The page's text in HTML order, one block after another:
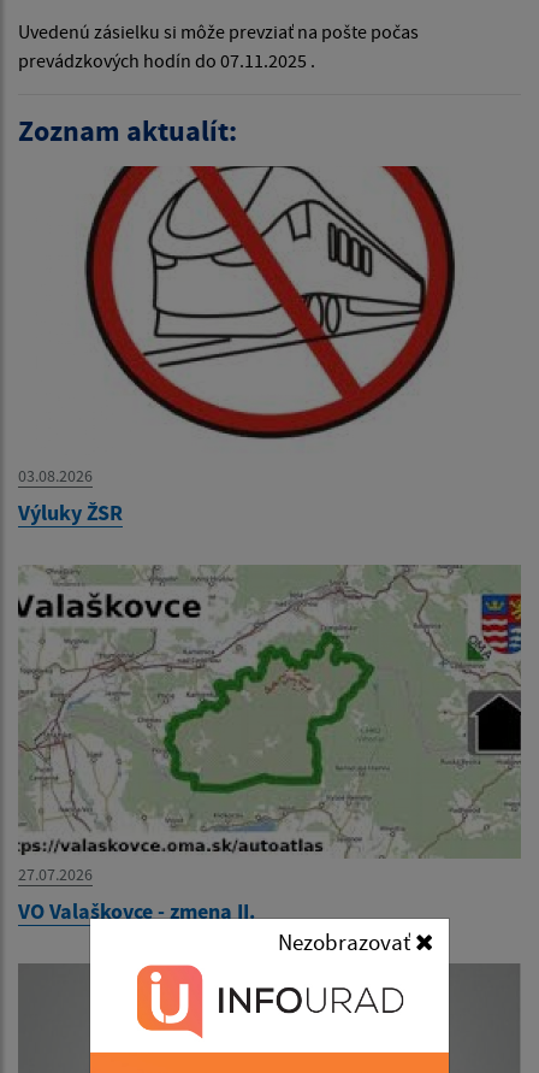
Nezobrazovať
Uvedenú zásielku si môže prevziať na pošte počas
prevádzkových hodín do 07.11.2025 .
Zoznam aktualít:
03.08.2026
Výluky ŽSR
27.07.2026
VO Valaškovce - zmena II.